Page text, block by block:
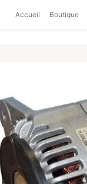
Accueil Boutique